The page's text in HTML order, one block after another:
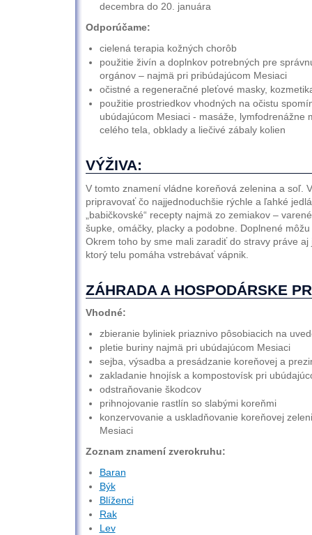
decembra do 20. januára
Odporúčame:
cielená terapia kožných chorôb
použitie živín a doplnkov potrebných pre
orgánov – najmä pri pribúdajúcom Mesiaci
očistné a regeneračné pleťové masky,
použitie prostriedkov vhodných na očistu
ubúdajúcom Mesiaci - masáže, lymfodrenážne
celého tela, obklady a liečivé zábaly kolien
VÝŽIVA:
V tomto znamení vládne koreňová zelenina a soľ.
pripravovať čo najjednoduchšie rýchle a ľahké
„babičkovské“ recepty najmä zo zemiakov –
šupke, omáčky, placky a podobne. Doplnené
Okrem toho by sme mali zaradiť do stravy práve
ktorý telu pomáha vstrebávať vápnik.
ZÁHRADA A HOSPODÁRSKE
Vhodné:
zbieranie byliniek priaznivo pôsobiacich na
pletie buriny najmä pri ubúdajúcom Mesiaci
sejba, výsadba a presádzanie koreňovej a
zakladanie hnojísk a kompostovísk pri
odstraňovanie škodcov
prihnojovanie rastlín so slabými koreňmi
konzervovanie a uskladňovanie koreňovej
Mesiaci
Zoznam znamení zverokruhu:
Baran
Býk
Blíženci
Rak
Lev